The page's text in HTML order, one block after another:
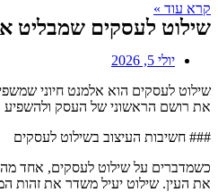
קרא עוד »
שילוט לעסקים שמבליט
יולי 5, 2026
שילוט לעסקים הוא אלמנט חיוני
את רושם הראשוני של העסק ולהשפיע
### חשיבות העיצוב בשילוט לעסקים
כשמדברים על שילוט לעסקים, אחד
את העין. שילוט יעיל משדר את זהות